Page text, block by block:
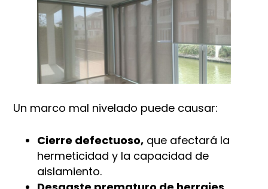
Un marco mal nivelado puede causar:
Cierre defectuoso, que afectará la
hermeticidad y la capacidad de
aislamiento.